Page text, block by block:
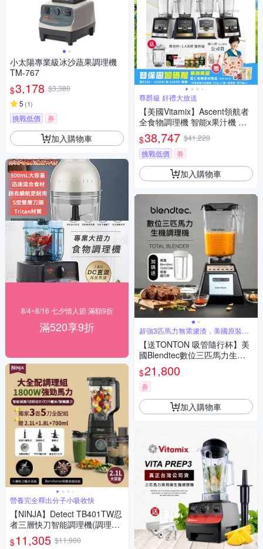
小太陽專業級冰沙蔬果調理機
TM-767
$3,178 $3,380
5 (1)
挑戰低價 券
加入購物車
8/4~8/16 七夕情人節 滿額9折
滿520享9折
營養完全釋出分子小吸收快
【NINJA】Detect TB401TW忍
者三層快刀智能調理機(調理
機、果汁機、攪拌機、烘焙)
$11,305 $11,900
尊爵級 好禮大放送
【美國Vitamix】Ascent領航者
全食物調理機 智能x果汁機 尊
爵級-A3500i+1.4L濕杯 共雙杯
組(官方公司貨)陳月卿推薦
$38,747 $41,220
挑戰低價
券
加入購物車
超強3匹馬力無需濾渣，美國原裝進
口
【送TONTON 吸管隨行杯】美
國Blendtec數位三匹馬力生機
調理機Total Blender-台灣公司
貨
$21,800
券
加入購物車